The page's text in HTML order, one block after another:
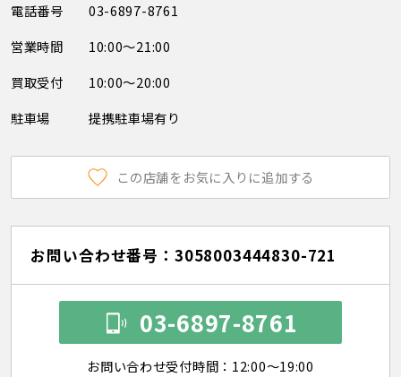
電話番号
03-6897-8761
営業時間
10:00～21:00
買取受付
10:00～20:00
駐車場
提携駐車場有り
この店舗をお気に入りに追加する
お問い合わせ番号：3058003444830-721
03-6897-8761
お問い合わせ受付時間：12:00～19:00